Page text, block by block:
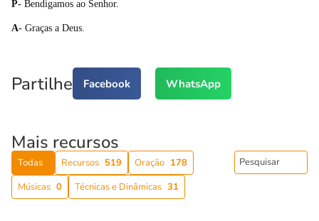
P- Bendigamos ao Senhor.
A- Graças a Deus.
Partilhe Facebook WhatsApp
Mais recursos
Todas Recursos 519 Oração 178
Músicas 0 Técnicas e Dinâmicas 31